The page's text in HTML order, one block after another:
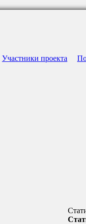
Участники проекта